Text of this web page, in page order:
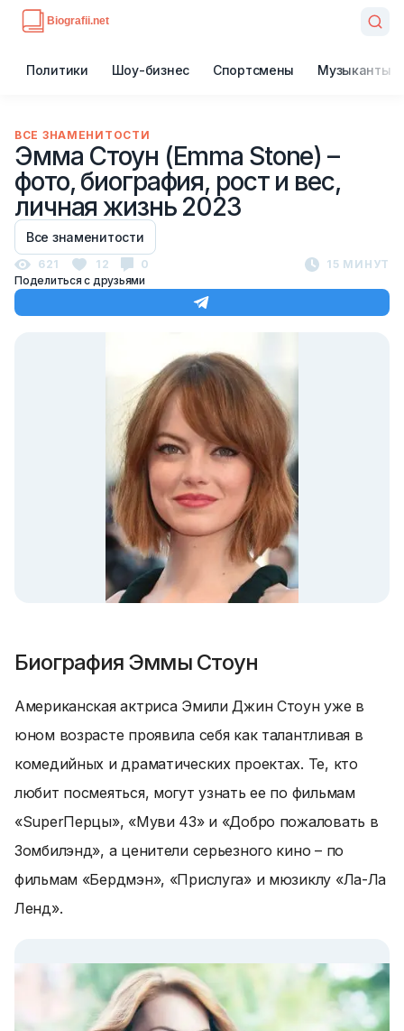
Политики Шоу-бизнес Спортсмены Музыканты
ВСЕ ЗНАМЕНИТОСТИ
Эмма Стоун (Emma Stone) –
фото, биография, рост и вес,
личная жизнь 2023
Все знаменитости
621 12 0
15 МИНУТ
Поделиться с друзьями
Биография Эммы Стоун
Американская актриса Эмили Джин Стоун уже в
юном возрасте проявила себя как талантливая в
комедийных и драматических проектах. Те, кто
любит посмеяться, могут узнать ее по фильмам
«SuperПерцы», «Муви 43» и «Добро пожаловать в
Зомбилэнд», а ценители серьезного кино – по
фильмам «Бердмэн», «Прислуга» и мюзиклу «Ла-Ла
Ленд».